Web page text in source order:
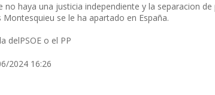
no haya una justicia independiente y la separacion
se le ha apartado en España.
delPSOE o el PP
2024 16:26